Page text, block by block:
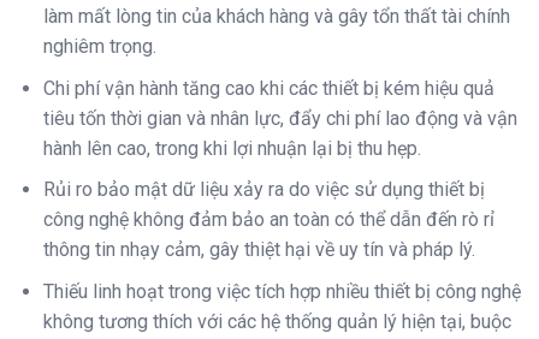
làm mất lòng tin của khách hàng và gây tổn thất tài chính
nghiêm trọng.
Chi phí vận hành tăng cao khi các thiết bị kém hiệu quả
tiêu tốn thời gian và nhân lực, đẩy chi phí lao động và vận
hành lên cao, trong khi lợi nhuận lại bị thu hẹp.
Rủi ro bảo mật dữ liệu xảy ra do việc sử dụng thiết bị
công nghệ không đảm bảo an toàn có thể dẫn đến rò rỉ
thông tin nhạy cảm, gây thiệt hại về uy tín và pháp lý.
Thiếu linh hoạt trong việc tích hợp nhiều thiết bị công nghệ
không tương thích với các hệ thống quản lý hiện tại, buộc